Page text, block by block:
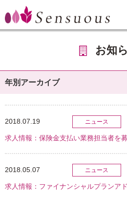
お知
2018.07.19 ニュース
求人情報：保険金支払い業務担当者を
2018.05.07 ニュース
求人情報：ファイナンシャルプランア
年別アーカイブ